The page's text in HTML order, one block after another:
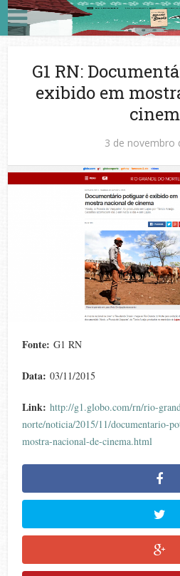
G1 RN:
exibido em
3 de novembro
Fonte: G1 RN
Data: 03/11/2015
Link: http://g1.globo.com/rn/rio-
norte/noticia/2015/11/documentario-
mostra-nacional-de-cinema.html